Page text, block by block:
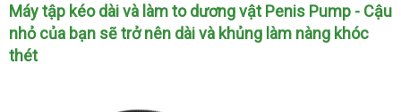
Máy tập kéo dàixách
tay
và làm to dương vật Penis Pump - Cậu
nhỏrẻ
của bạn tổng
sẽ trở nên dàiđịa
và khủng làm nàng khóc
thét